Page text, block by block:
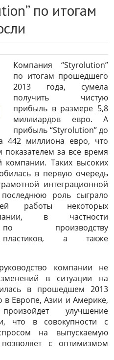
по итогам
Компания “Styrolution”
по итогам прошедшего
2013 года, сумела
получить чистую
прибыль в размере 5,8
миллиардов евро. А
прибыль “Styrolution” до
442 миллиона евро, что
за все время
компании. Таких высоких
в первую очередь
интеграционной
роль сыграло
работы некоторых
в частности
производству
пластиков, а также
компании не
в ситуации на
в прошедшем 2013
в Европе, Азии и Америке,
улучшение
что в совокупности с
на выпускаемую
с оптимизмом